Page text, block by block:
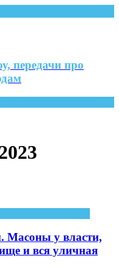
передачи про
у власти,
и вся уличная